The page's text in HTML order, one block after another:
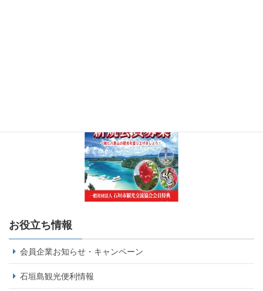
お役立ち情報
会員企業お知らせ・キャンペーン
石垣島観光便利情報